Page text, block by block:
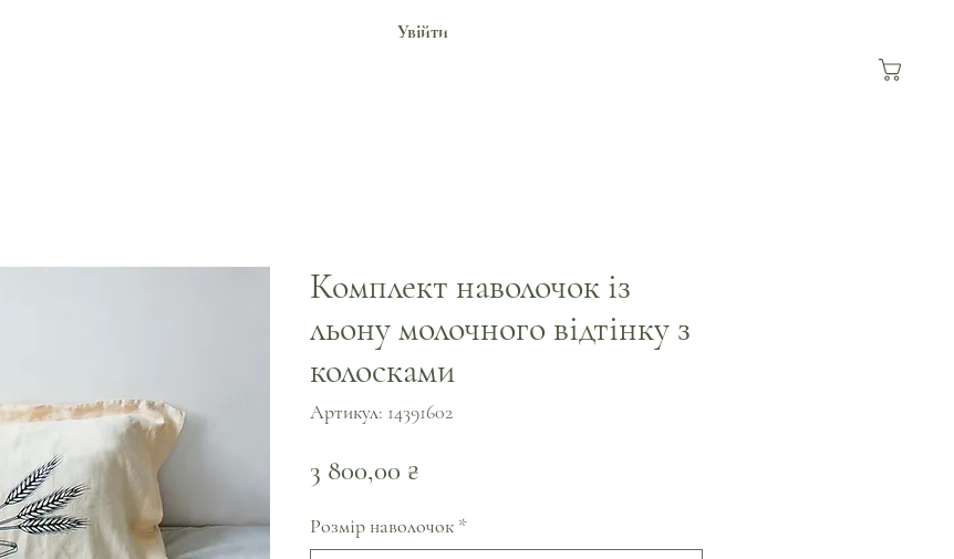
Увійти
Комплект наволочок із
льону молочного відтінку з
колосками
Артикул: 14391602
3 800,00 ₴
Розмір наволочок *